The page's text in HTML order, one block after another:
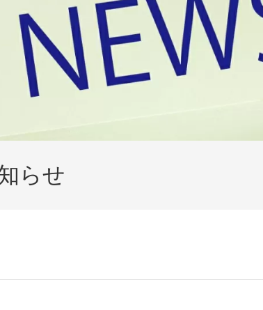
らせ